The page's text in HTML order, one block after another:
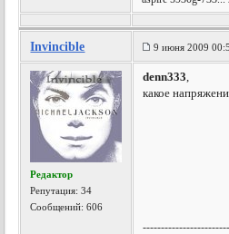
Invincible 9 июня 2009
Редактор
Репутация:34
Сообщений: 606
denn333,
какое